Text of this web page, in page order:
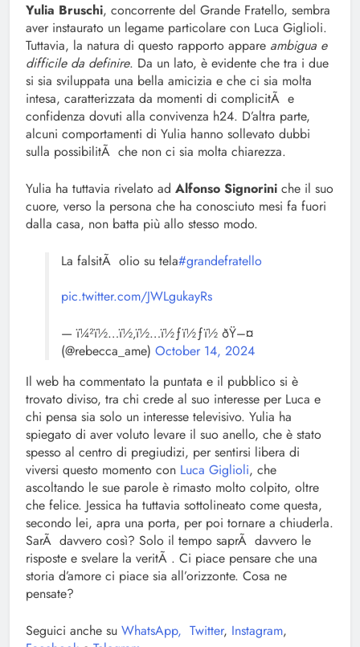
Yulia Bruschi, concorrente del Grande Fratello, sembra
aver instaurato un legame particolare con Luca Giglioli.
Tuttavia, la natura di questo rapporto appare ambigua e
difficile da definire. Da un lato, è evidente che tra i due
si sia sviluppata una bella amicizia e che ci sia molta
intesa, caratterizzata da momenti di complicitÃ e
confidenza dovuti alla convivenza h24. D’altra parte,
alcuni comportamenti di Yulia hanno sollevato dubbi
sulla possibilitÃ che non ci sia molta chiarezza.
Yulia ha tuttavia rivelato ad Alfonso Signorini che il suo
cuore, verso la persona che ha conosciuto mesi fa fuori
dalla casa, non batta più allo stesso modo.
La falsitÃ olio su tela#grandefratello
pic.twitter.com/JWLgukayRs
— ï¼²ï½…ï½‚ï½…ï½ƒï½ƒï½ ðŸ–¤
(@rebecca_ame) October 14, 2024
Il web ha commentato la puntata e il pubblico si è
trovato diviso, tra chi crede al suo interesse per Luca e
chi pensa sia solo un interesse televisivo. Yulia ha
spiegato di aver voluto levare il suo anello, che è stato
spesso al centro di pregiudizi, per sentirsi libera di
viversi questo momento con Luca Giglioli, che
ascoltando le sue parole è rimasto molto colpito, oltre
che felice. Jessica ha tuttavia sottolineato come questa,
secondo lei, apra una porta, per poi tornare a chiuderla.
SarÃ davvero così? Solo il tempo saprÃ davvero le
risposte e svelare la veritÃ . Ci piace pensare che una
storia d’amore ci piace sia all’orizzonte. Cosa ne
pensate?
Seguici anche su WhatsApp, Twitter, Instagram,